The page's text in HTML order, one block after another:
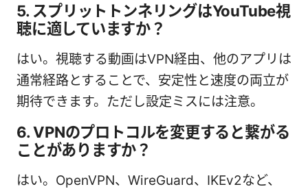
5. スプリットトンネリングはYouTube視
聴に適していますか？
はい。視聴する動画はVPN経由、他のアプリは
通常経路とすることで、安定性と速度の両立が
期待できます。ただし設定ミスには注意。
6. VPNのプロトコルを変更すると繋がる
ことがありますか？
はい。OpenVPN、WireGuard、IKEv2など、